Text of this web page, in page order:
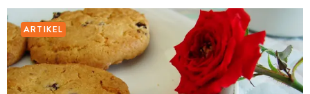
ARTIKEL